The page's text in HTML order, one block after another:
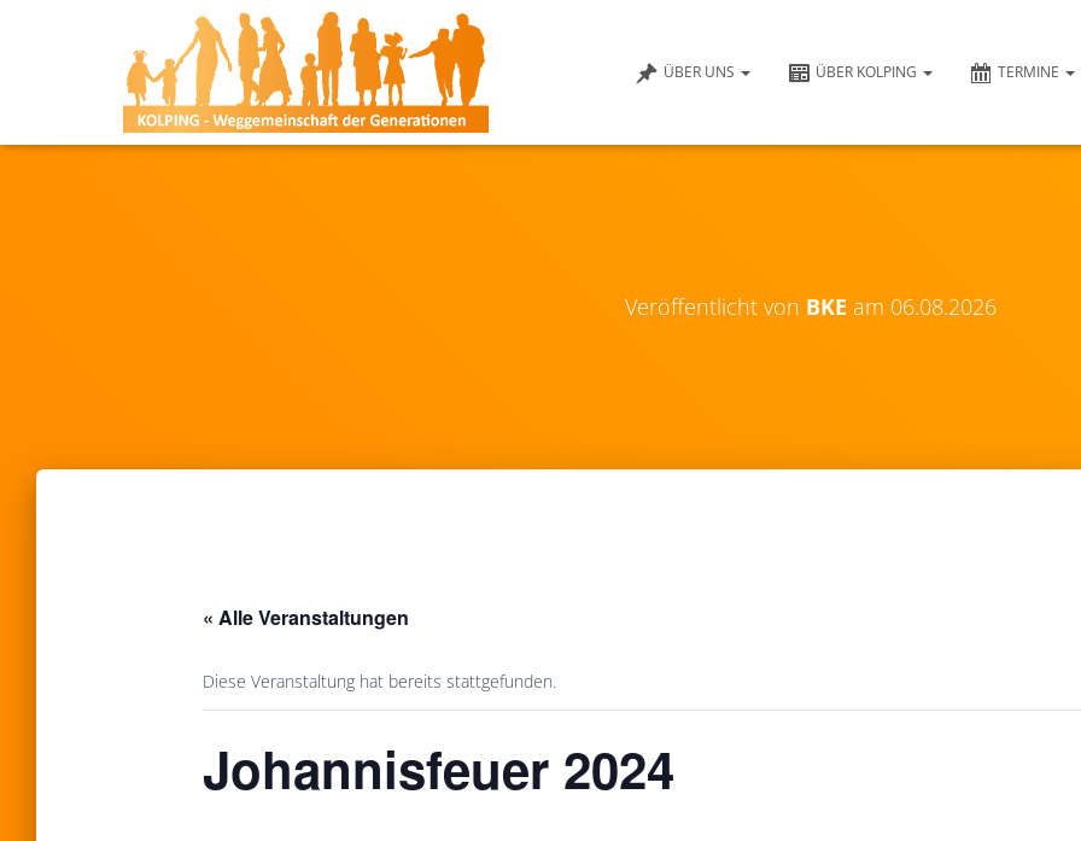
ÜBER UNS ÜBER KOLPING TERMINE
Veröffentlicht von BKE am 06.08.2026
« Alle Veranstaltungen
Diese Veranstaltung hat bereits stattgefunden.
Johannisfeuer 2024